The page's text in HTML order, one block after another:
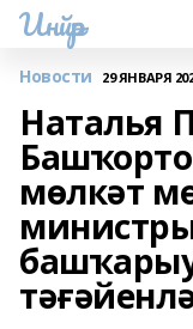
Инйәр
Новости 29 ЯНВАРЯ
Наталья
мөлкәт